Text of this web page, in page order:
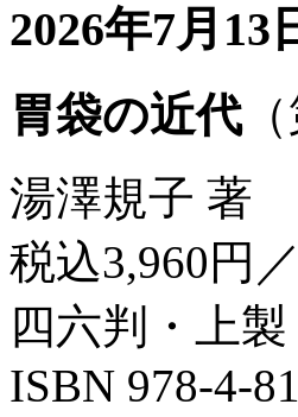
2026年7月13
胃袋の近代（
湯澤規子 著
税込3,960円
四六判・上
ISBN 978-4-